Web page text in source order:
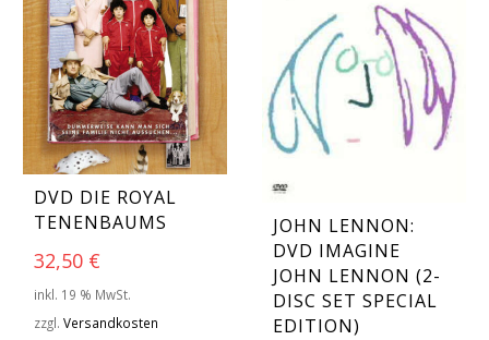
DVD DIE ROYAL
TENENBAUMS
32,50 €
inkl. 19 % MwSt.
zzgl. Versandkosten
JOHN LENNON:
DVD IMAGINE
JOHN LENNON (2-
DISC SET SPECIAL
EDITION)